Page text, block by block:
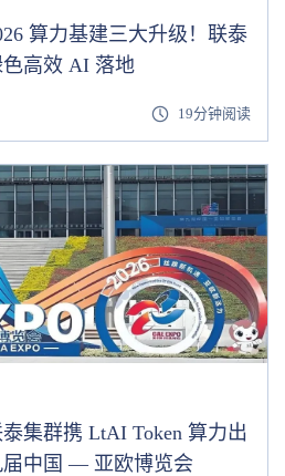
算力基建三大升级！联泰
高效 AI 落地
19分钟阅读
集群携 LtAI Token 算力出
中国 — 亚欧博览会